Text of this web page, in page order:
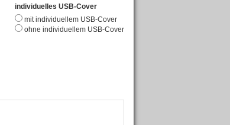
individuelles USB-Cover
mit individuellem USB-Cover
ohne individuellem USB-Cover